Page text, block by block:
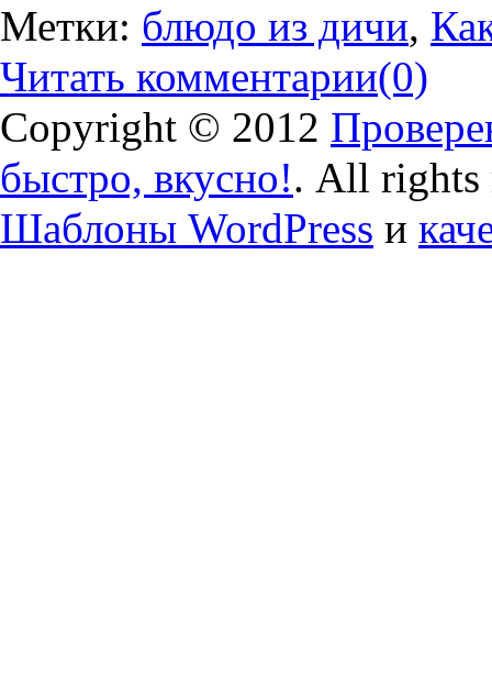
Метки: блюдо из дичи,
Читать комментарии(0)
Copyright © 2012
быстро, вкусно!. All rights
Шаблоны WordPress и